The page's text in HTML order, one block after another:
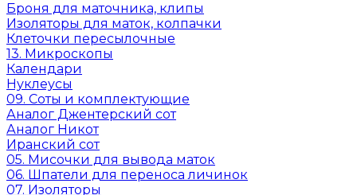
Броня для маточника, клипы
Изоляторы для маток, колпачки
Клеточки пересылочные
13. Микроскопы
Календари
Нуклеусы
09. Соты и комплектующие
Аналог Джентерский сот
Аналог Никот
Иранский сот
05. Мисочки для вывода маток
06. Шпатели для переноса личинок
07. Изоляторы